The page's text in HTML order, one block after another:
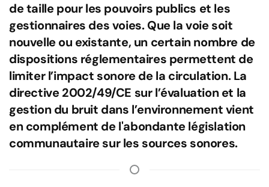
de taille pour les pouvoirs publics et les
gestionnaires des voies. Que la voie soit
nouvelle ou existante, un certain nombre de
dispositions réglementaires permettent de
limiter l’impact sonore de la circulation. La
directive 2002/49/CE sur l’évaluation et la
gestion du bruit dans l’environnement vient
en complément de l'abondante législation
communautaire sur les sources sonores.